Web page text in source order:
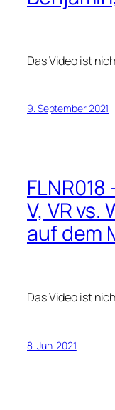
Das Video ist
9. September 2021
V, VR
auf dem
Das Video ist
8. Juni 2021